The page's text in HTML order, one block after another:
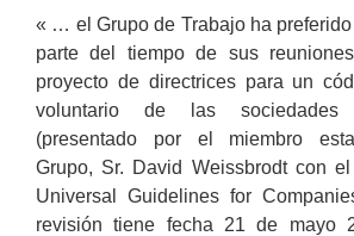
« … el Grupo de Trabajo ha
parte del tiempo de sus
proyecto de directrices para un
voluntario de las sociedades
(presentado por el miembro
Grupo, Sr. David Weissbrodt con
Universal Guidelines for
revisión tiene fecha 21 de mayo